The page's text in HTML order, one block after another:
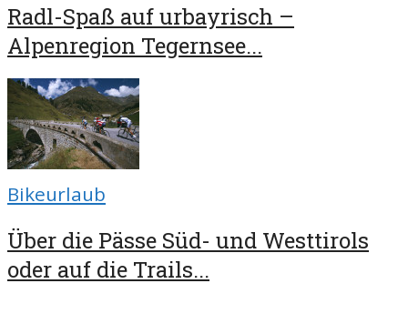
Radl-Spaß auf urbayrisch –
Alpenregion Tegernsee...
Bikeurlaub
Über die Pässe Süd- und Westtirols
oder auf die Trails...